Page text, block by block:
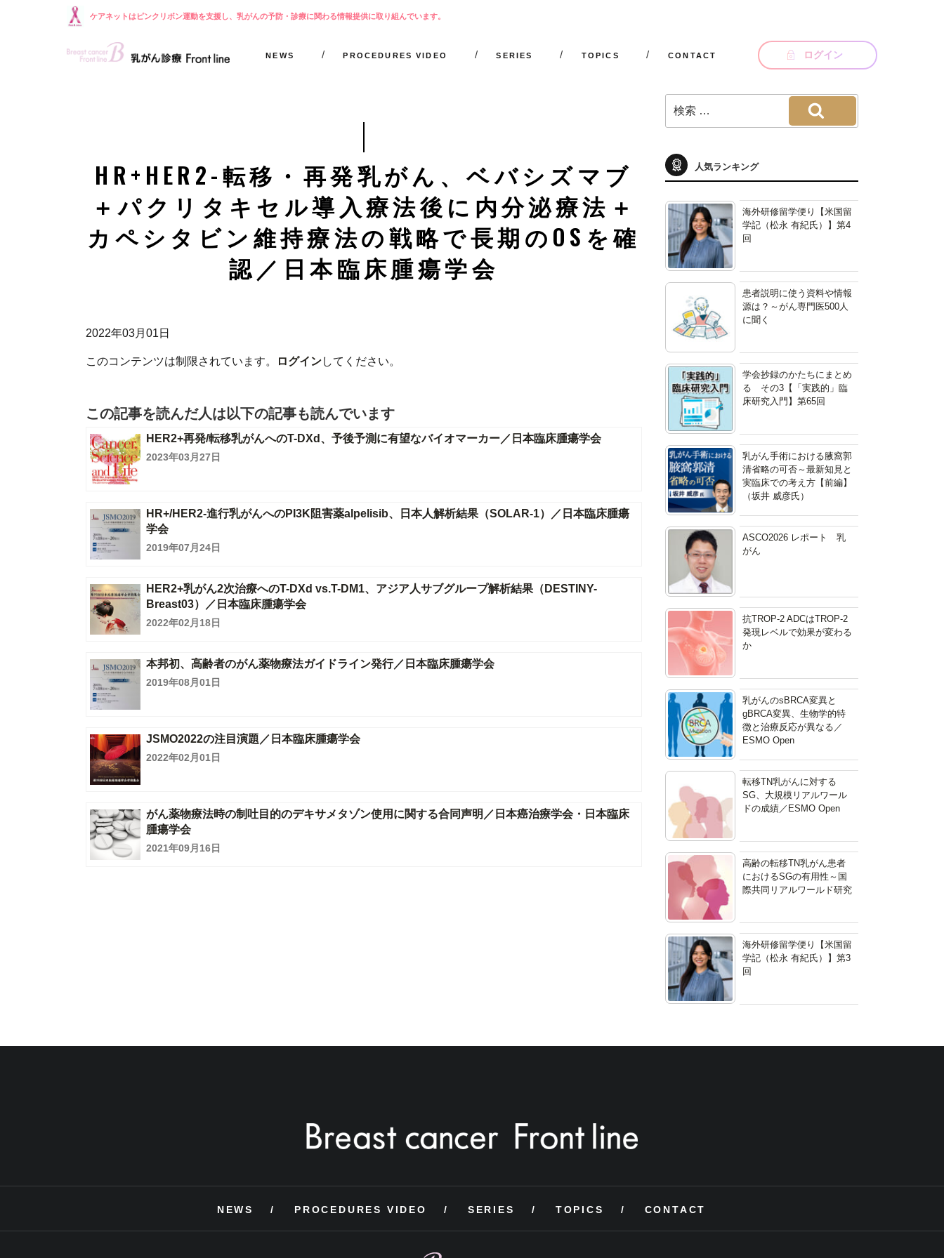
ケアネットはピンクリボン運動を支援し、乳がんの予防・診療に関わる情報提供に取り組んでいます。
NEWS PROCEDURES VIDEO SERIES TOPICS CONTACT ログイン
HR+HER2-転移・再発乳がん、ベバシズマブ
＋パクリタキセル導入療法後に内分泌療法＋
カペシタビン維持療法の戦略で長期のOSを確
認／日本臨床腫瘍学会
2022年03月01日
このコンテンツは制限されています。 ログインしてください。
この記事を読んだ人は以下の記事も読んでいます
HER2+再発/転移乳がんへのT-DXd、予後予測に有望なバイオマーカー／日本臨床腫瘍学会
2023年03月27日
HR+/HER2-進行乳がんへのPI3K阻害薬alpelisib、日本人解析結果（SOLAR-1）／日本臨床腫瘍
学会
2019年07月24日
HER2+乳がん2次治療へのT-DXd vs.T-DM1、アジア人サブグループ解析結果（DESTINY-
Breast03）／日本臨床腫瘍学会
2022年02月18日
本邦初、高齢者のがん薬物療法ガイドライン発行／日本臨床腫瘍学会
2019年08月01日
JSMO2022の注目演題／日本臨床腫瘍学会
2022年02月01日
がん薬物療法時の制吐目的のデキサメタゾン使用に関する合同声明／日本癌治療学会・日本臨床
腫瘍学会
2021年09月16日
人気ランキング
海外研修留学便り【米国留
学記（松永 有紀氏）】第4
回
患者説明に使う資料や情報
源は？～がん専門医500人
に聞く
学会抄録のかたちにまとめ
る その3【「実践的」臨
床研究入門】第65回
乳がん手術における腋窩郭
清省略の可否～最新知見と
実臨床での考え方【前編】
（坂井 威彦氏）
ASCO2026 レポート 乳
がん
抗TROP-2 ADCはTROP-2
発現レベルで効果が変わる
か
乳がんのsBRCA変異と
gBRCA変異、生物学的特
徴と治療反応が異なる／
ESMO Open
転移TN乳がんに対する
SG、大規模リアルワール
ドの成績／ESMO Open
高齢の転移TN乳がん患者
におけるSGの有用性～国
際共同リアルワールド研究
海外研修留学便り【米国留
学記（松永 有紀氏）】第3
回
NEWS PROCEDURES VIDEO SERIES TOPICS CONTACT